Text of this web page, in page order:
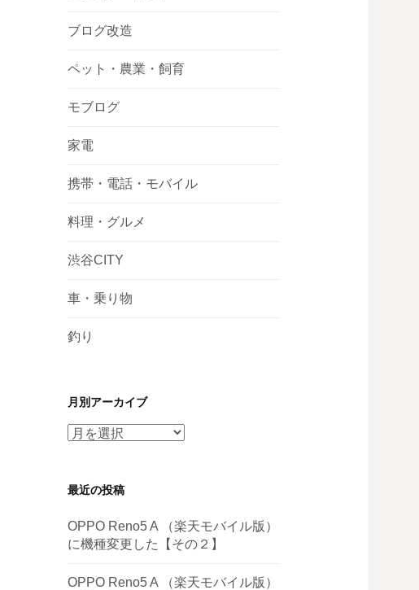
ブログ改造
ペット・農業・飼育
モブログ
家電
携帯・電話・モバイル
料理・グルメ
渋谷CITY
車・乗り物
釣り
月別アーカイブ
月
ー
イ
ブ
最近の投稿
OPPO Reno5 A （楽天モバイル版）
に機種変更した【その２】
OPPO Reno5 A （楽天モバイル版）